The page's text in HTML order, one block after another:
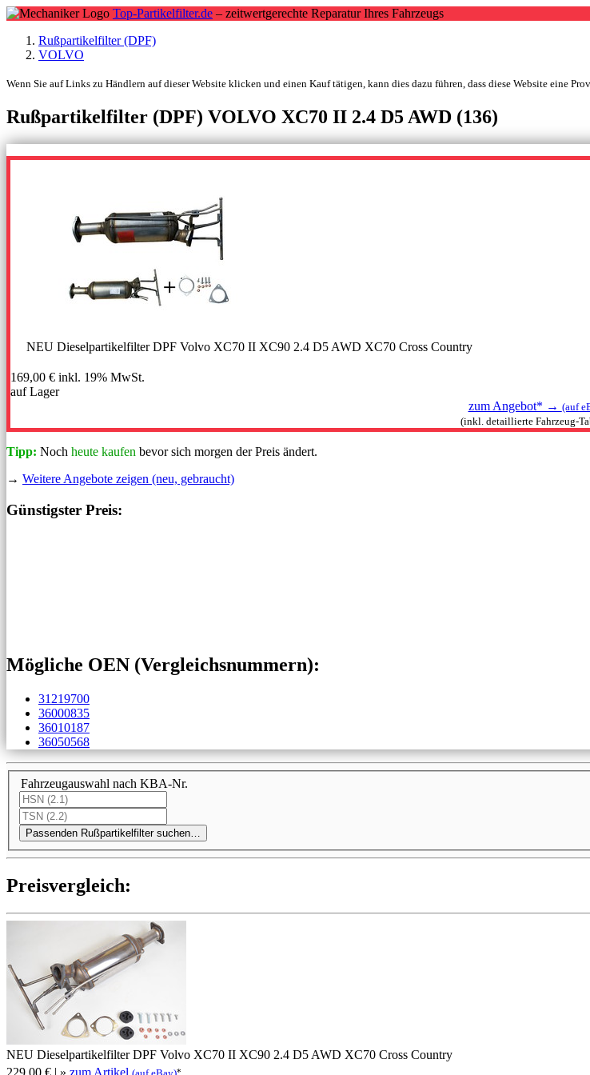
Top-Partikelfilter.de – zeitwertgerechte Reparatur Ihres Fahrzeugs
Rußpartikelfilter (DPF)
VOLVO
Wenn Sie auf Links zu Händlern auf dieser Website klicken und einen Kauf tätigen, kann dies dazu führen, dass diese Website eine
Rußpartikelfilter (DPF) VOLVO XC70 II 2.4 D5 AWD (136)
NEU Dieselpartikelfilter DPF Volvo XC70 II XC90 2.4 D5 AWD XC70 Cross Country
169,00 € inkl. 19% MwSt.
auf Lager
zum Angebot* → (auf
(inkl. detaillierte Fahrzeug-
Tipp: Noch heute kaufen bevor sich morgen der Preis ändert.
→ Weitere Angebote zeigen (neu, gebraucht)
Günstigster Preis:
Mögliche OEN (Vergleichs­nummern):
31219700
36000835
36010187
36050568
Fahrzeugauswahl nach KBA-Nr.
Passenden Rußpartikelfilter suchen…
Preis­ver­gleich:
NEU Dieselpartikelfilter DPF Volvo XC70 II XC90 2.4 D5 AWD XC70 Cross Country
229,00 € | » zum Artikel *